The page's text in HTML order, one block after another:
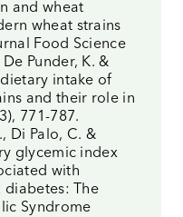
and wheat
wheat strains
Food Science
Punder, K. &
intake of
and their role in
771-787.
Di Palo, C. &
glycemic index
with
The
Syndrome